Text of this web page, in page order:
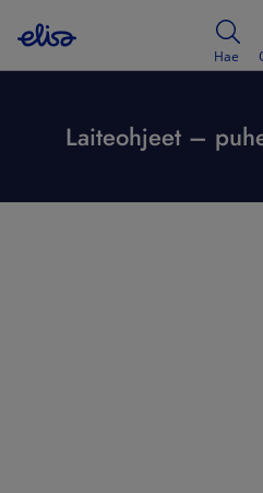
Hae
Laiteohjeet –